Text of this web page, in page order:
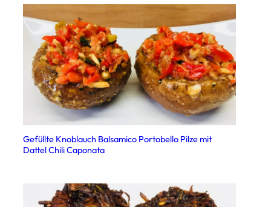
Gefüllte Knoblauch Balsamico Portobello Pilze mit
Dattel Chili Caponata